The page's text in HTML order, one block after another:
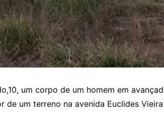
um corpo de um homem em
de um terreno na avenida Euclides